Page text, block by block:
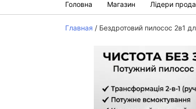
Головна Магазин Лідери
Главная / Бездротовий пилосос 2в1